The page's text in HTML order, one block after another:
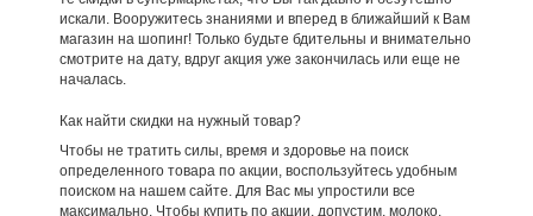
искали. Вооружитесь знаниями и вперед в ближайший к Вам
магазин на шопинг! Только будьте бдительны и внимательно
смотрите на дату, вдруг акция уже закончилась или еще не
началась.
Как найти скидки на нужный товар?
Чтобы не тратить силы, время и здоровье на поиск
определенного товара по акции, воспользуйтесь удобным
поиском на нашем сайте. Для Вас мы упростили все
максимально. Чтобы купить по акции, допустим, молоко,